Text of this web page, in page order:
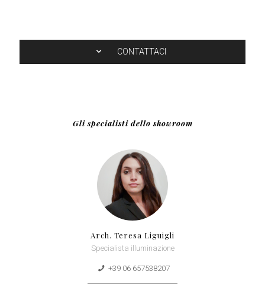
CONTATTACI
Gli specialisti dello showroom
Arch. Teresa Liguigli
Specialista illuminazione
+39 06 657538207